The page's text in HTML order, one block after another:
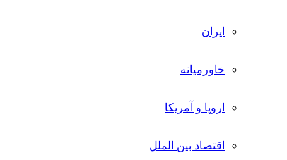
ایران
خاورمیانه
اروپا و آمریکا
اقتصاد بین الملل